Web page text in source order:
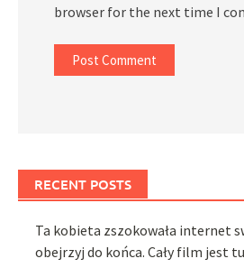
browser for the next time I
RECENT POSTS
Ta kobieta zszokowała internet
obejrzyj do końca. Cały film jest